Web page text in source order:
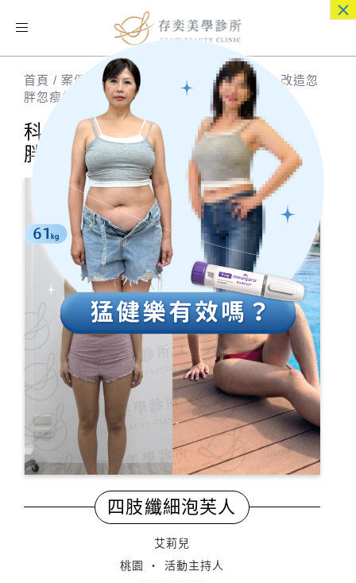
Toggle
首頁 / 案例分享/科學減重 | 部落客案例分享-改造忽
胖忽瘦的泡芙女孩
科學減重 | 部落客案例分享-改造忽
胖忽瘦的泡芙女孩
四肢纖細泡芙人
艾莉兒
桃園 ‧ 活動主持人
×